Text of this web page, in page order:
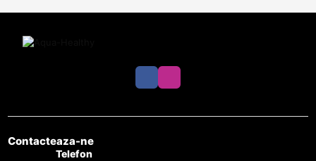
Contacteaza-ne
Telefon